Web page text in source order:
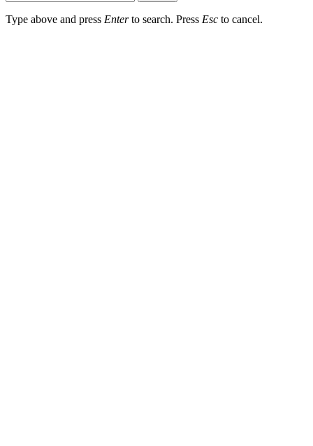
Type above and press Enterto search. Press Esc to cancel.